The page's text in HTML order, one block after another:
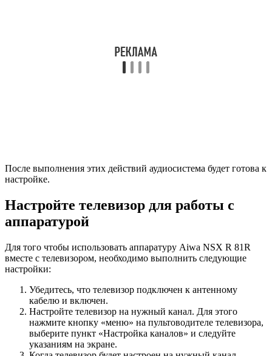
После выполнения этих действий аудиосистема будет готова к
настройке.
Настройте телевизор для работы с
аппаратурой
Для того чтобы использовать аппаратуру Aiwa NSX R 81R
вместе с телевизором, необходимо выполнить следующие
настройки:
Убедитесь, что телевизор подключен к антенному
кабелю и включен.
Настройте телевизор на нужный канал. Для этого
нажмите кнопку «меню» на пультоводителе телевизора,
выберите пункт «Настройка каналов» и следуйте
указаниям на экране.